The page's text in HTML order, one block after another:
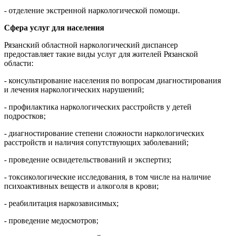
- отделение экстренной наркологической помощи.
Сфера услуг для населения
Рязанский областной наркологический диспансер
предоставляет такие виды услуг для жителей Рязанской
области:
- консультирование населения по вопросам диагностирования
и лечения наркологических нарушений;
- профилактика наркологических расстройств у детей
подростков;
- диагностирование степени сложности наркологических
расстройств и наличия сопутствующих заболеваний;
- проведение освидетельствований и экспертиз;
- токсикологические исследования, в том числе на наличие
психоактивных веществ и алкоголя в крови;
- реабилитация наркозависимых;
- проведение медосмотров;